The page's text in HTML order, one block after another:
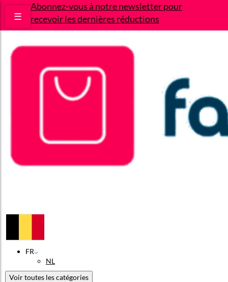
Abonnez-vous à notre newsletter pour
recevoir les dernières réductions
☰
FR
NL
Voir toutes les catégories